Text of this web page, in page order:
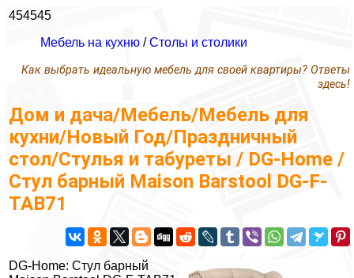
454545
Мебель на кухню /Столы и столики
Как выбрать идеальную мебель для своей квартиры? Ответы
здесь!
Дом и дача/Мебель/Мебель для
кухни/Новый Год/Праздничный
стол/Стулья и табуреты / DG-Home /
Стул барный Maison Barstool DG-F-
TAB71
DG-Home: Стул барный